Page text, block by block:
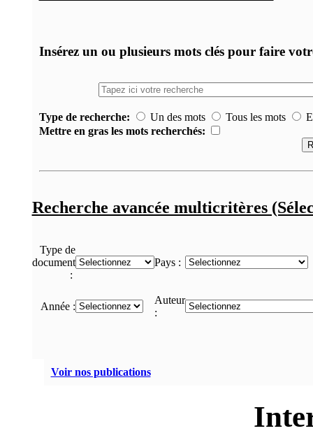
Insérez un ou plusieurs mots clés pour faire
Type de recherche: Un des mots Tous les mots
Mettre en gras les mots recherchés:
Recherche avancée multicritères
Type de
document
:
Pays :
Année :
Auteur
:
Voir nos publications